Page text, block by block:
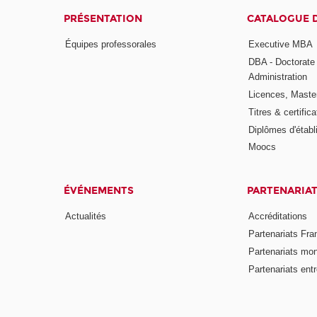
PRÉSENTATION
Équipes professorales
CATALOGUE
Executive MBA
DBA -
Administration
Licences,
Titres &
Diplômes
Moocs
ÉVÉNEMENTS
Actualités
Accréditations
Partenariats
Partenariats
Partenariats